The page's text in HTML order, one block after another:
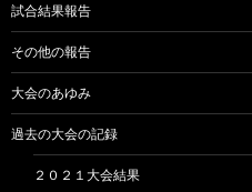
試合結果報告
その他の報告
大会のあゆみ
過去の大会の記録
２０２１大会結果